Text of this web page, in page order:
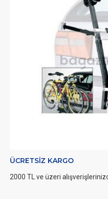
ÜCRETSIZ KARGO
2000 TL ve üzeri